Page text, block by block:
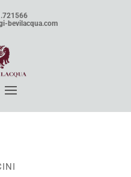
bevilacqua.com